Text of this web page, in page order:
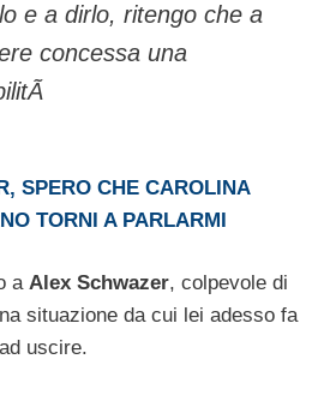
e a dirlo, ritengo che a
concessa una
SPERO CHE CAROLINA
TORNI A PARLARMI
a Alex Schwazer, colpevole di
situazione da cui lei adesso fa
uscire.